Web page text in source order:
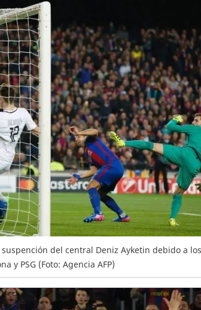
del central Deniz Ayketin debido a
y PSG (Foto: Agencia AFP)